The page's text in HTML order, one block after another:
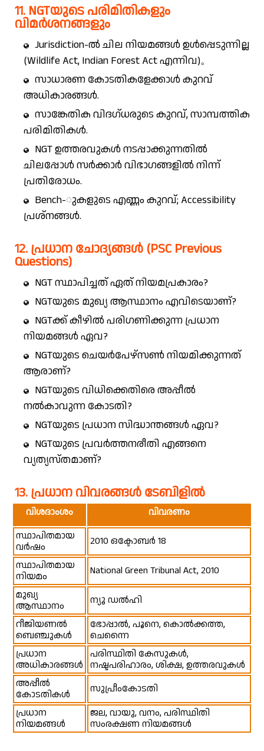
11. NGTയുടെ പരിമിതികളും
വിമർശനങ്ങളും
Jurisdiction-ൽ ചില നിയമങ്ങൾ ഉൾപ്പെടുന്നില്ല
(Wildlife Act, Indian Forest Act എന്നിവ)。
സാധാരണ കോടതികളേക്കാൾ കുറവ്
അധികാരങ്ങൾ.
സാങ്കേതിക വിദഗ്ധരുടെ കുറവ്, സാമ്പത്തിക
പരിമിതികൾ.
NGT ഉത്തരവുകൾ നടപ്പാക്കുന്നതിൽ
ചിലപ്പോൾ സർക്കാർ വിഭാഗങ്ങളിൽ നിന്ന്
പ്രതിരോധം.
Bench-ുകളുടെ എണ്ണം കുറവ്; Accessibility
പ്രശ്നങ്ങൾ.
12. പ്രധാന ചോദ്യങ്ങൾ (PSC Previous
Questions)
NGT സ്ഥാപിച്ചത് ഏത് നിയമപ്രകാരം?
NGTയുടെ മുഖ്യ ആസ്ഥാനം എവിടെയാണ്?
NGTക്ക് കീഴിൽ പരിഗണിക്കുന്ന പ്രധാന
നിയമങ്ങൾ ഏവ?
NGTയുടെ ചെയർപേഴ്സൺ നിയമിക്കുന്നത്
ആരാണ്?
NGTയുടെ വിധിക്കെതിരെ അപ്പീൽ
നൽകാവുന്ന കോടതി?
NGTയുടെ പ്രധാന സിദ്ധാന്തങ്ങൾ ഏവ?
NGTയുടെ പ്രവർത്തനരീതി എങ്ങനെ
വ്യത്യസ്തമാണ്?
13. പ്രധാന വിവരങ്ങൾ ടേബിളിൽ
വിശദാംശം
വിവരണം
സ്ഥാപിതമായ
വർഷം
2010 ഒക്ടോബർ 18
സ്ഥാപിതമായ
നിയമം
National Green Tribunal Act, 2010
മുഖ്യ
ആസ്ഥാനം
ന്യൂ ഡൽഹി
റീജിയണൽ
ബെഞ്ചുകൾ
ഭോപ്പാൽ, പൂനെ, കൊൽക്കത്ത,
ചെന്നൈ
പ്രധാന
അധികാരങ്ങൾ
പരിസ്ഥിതി കേസുകൾ,
നഷ്ടപരിഹാരം, ശിക്ഷ, ഉത്തരവുകൾ
അപ്പീൽ
കോടതികൾ
സുപ്രീംകോടതി
പ്രധാന
നിയമങ്ങൾ
ജല, വായു, വനം, പരിസ്ഥിതി
സംരക്ഷണ നിയമങ്ങൾ